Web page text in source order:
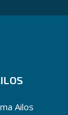
Ailos